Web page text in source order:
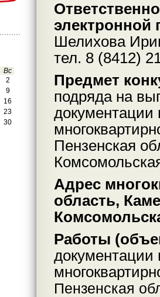
Вс
2
9
16
23
30
электронной
Шелихова
тел. 8 (8412)
Предмет
подряда на
документации
Пензенская
Адрес
область,
Работы
документации
Пензенская